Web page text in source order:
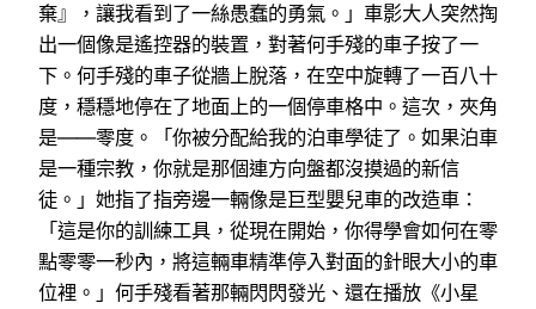
棄』，讓我看到了一絲愚蠢的勇氣。」車影大人突然掏
出一個像是遙控器的裝置，對著何手殘的車子按了一
下。何手殘的車子從牆上脫落，在空中旋轉了一百八十
度，穩穩地停在了地面上的一個停車格中。這次，夾角
是——零度。「你被分配給我的泊車學徒了。如果泊車
是一種宗教，你就是那個連方向盤都沒摸過的新信
徒。」她指了指旁邊一輛像是巨型嬰兒車的改造車：
「這是你的訓練工具，從現在開始，你得學會如何在零
點零零一秒內，將這輛車精準停入對面的針眼大小的車
位裡。」何手殘看著那輛閃閃發光、還在播放《小星